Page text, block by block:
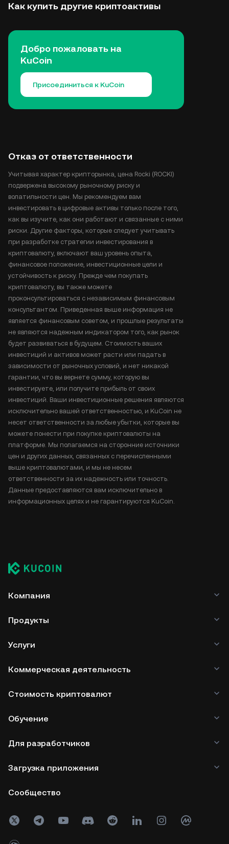
Как купить другие криптоактивы
Добро пожаловать на
KuCoin
Присоединиться к KuCoin
Отказ от ответственности
Учитывая характер крипторынка, цена Rocki (ROCKI)
подвержена высокому рыночному риску и
волатильности цен. Мы рекомендуем вам
инвестировать в цифровые активы только после того,
как вы изучите, как они работают и связанные с ними
риски. Другие факторы, которые следует учитывать
при разработке стратегии инвестирования в
криптовалюту, включают ваш уровень опыта,
финансовое положение, инвестиционные цели и
устойчивость к риску. Прежде чем покупать
криптовалюту, вы также можете
проконсультироваться с независимым финансовым
консультантом. Приведенная выше информация не
является финансовым советом, и прошлые результаты
не являются надежным индикатором того, как рынок
будет развиваться в будущем. Стоимость ваших
инвестиций и активов может расти или падать в
зависимости от рыночных условий, и нет никакой
гарантии, что вы вернете сумму, которую вы
инвестируете, или получите прибыль от своих
инвестиций. Ваши инвестиционные решения являются
исключительно вашей ответственностью, и KuCoin не
несет ответственности за любые убытки, которые вы
можете понести при покупке криптовалюты на
платформе. Мы полагаемся на сторонние источники
цен и других данных, связанных с перечисленными
выше криптовалютами, и мы не несем
ответственности за их надежность или точность.
Данные предоставляются вам исключительно в
информационных целях и не гарантируются KuCoin.
Компания
Продукты
Услуги
Коммерческая деятельность
Стоимость криптовалют
Обучение
Для разработчиков
Загрузка приложения
Сообщество